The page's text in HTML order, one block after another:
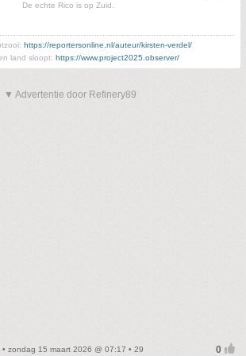
De echte Rico is op Zuid.
https://reportersonline.nl/auteur/kirsten-verdel/
land sloopt: https://www.project2025.observer/
▼ Advertentie door Refinery89
• zondag 15 maart 2026 @ 07:17 • 29